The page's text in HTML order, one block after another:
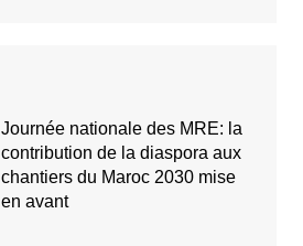
Journée nationale des MRE: la
contribution de la diaspora aux
chantiers du Maroc 2030 mise
en avant